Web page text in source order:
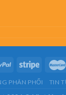
PHÂN PHỐI TIN